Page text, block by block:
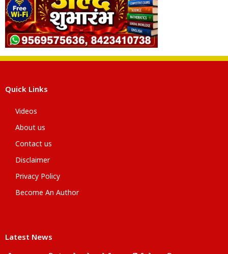
Quick Links
Videos
About us
Contact us
Disclaimer
Privacy Policy
Become An Author
Latest News